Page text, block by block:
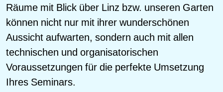
Räume mit Blick über Linz bzw. unseren Garten
können nicht nur mit ihrer wunderschönen
Aussicht aufwarten, sondern auch mit allen
technischen und organisatorischen
Voraussetzungen für die perfekte Umsetzung
Ihres Seminars.